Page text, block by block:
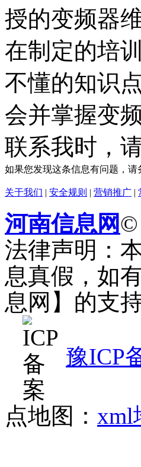
授的变频器
在制定的培
不懂的知识
会并掌握变
联系我时，
如果您发现这条信息有问题，请
关于我们 | 安全规则 | 营销推广 |
河南信息网©
法律声明：
息真假，如
息网】的支
豫ICP
点地图： xml